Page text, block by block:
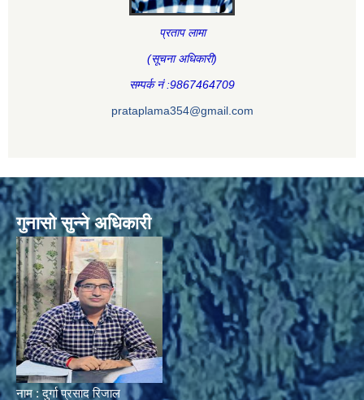
प्रताप लामा
(सूचना अधिकारी)
सम्पर्क नं :9867464709
prataplama354@gmail.com
गुनासो सुन्ने अधिकारी
नाम : दुर्गा प्रसाद रिजाल